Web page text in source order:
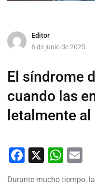
Editor
8 de junio de 2025
El síndrome
cuando las
letalmente
Facebook
X
Durante mucho tiempo,